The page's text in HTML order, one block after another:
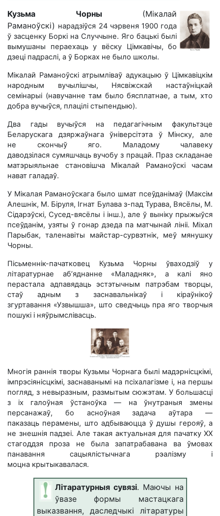
Кузьма Чорны(Мікалай
Раманоўскі) нарадзіўся 24 чэрвеня 1900 года
ў засценку Боркі на Случчыне. Яго бацькі былі
вымушаны пераехаць у вёску Цімкавічы, бо
дзеці падраслі, а ў Борках не было школы.
Мікалай Раманоўскі атрымліваў адукацыю ў Цімкавіцкім
народным вучылішчы, Нясвіжскай настаўніцкай
семінарыі (навучанне там было бясплатнае, а тым, хто
добра вучыўся, плацілі стыпендыю).
Два гады вучыўся на педагагічным факультэце
Беларускага дзяржаўнага ўніверсітэта ў Мінску, але
не скончыў яго. Маладому чалавеку
даводзілася сумяшчаць вучобу з працай. Праз складанае
матэрыяльнае становішча Мікалай Раманоўскі часам
нават галадаў.
У Мікалая Раманоўскага было шмат псеўданімаў (Максім
Алешнік, М. Біруля, Ігнат Булава з-пад Турава, Вясёлы, М.
Сідарэўскі, Сусед-вясёлы і інш.), але ў выніку прыжыўся
псеўданім, узяты ў гонар дзеда па матчынай лініі. Міхал
Парыбак, таленавіты майстар-сурвэтнік, меў мянушку
Чорны.
Пісьменнік-пачатковец Кузьма Чорны ўваходзіў у
літаратурнае аб’яднанне «Маладняк», а калі яно
перастала адпавядаць эстэтычным патрэбам творцы,
стаў адным з заснавальнікаў і кіраўнікоў
згуртавання «Узвышша», што сведчыць пра яго творчыя
пошукі і няўрымслівасць.
Многія раннія творы Кузьмы Чорнага былі мадэрнісцкімі,
імпрэсіянісцкімі, заснаванымі на псіхалагізме і, на першы
погляд, з невыразным, размытым сюжэтам. У большасці
з іх галоўная ўстаноўка — на ўнутраныя змены
персанажаў, бо асноўная задача аўтара —
паказаць перамены, што адбываюцца ў душы герояў, а
не знешнія падзеі. Але такая актуальная для пачатку ХХ
стагоддзя проза не была запатрабавана ва ўмовах
панавання сацыялістычнага рэалізму і
моцна крытыкавалася.
Літаратурныя сувязі. Маючы на
ўвазе формы мастацкага
выказвання, даследчыкі літаратуры